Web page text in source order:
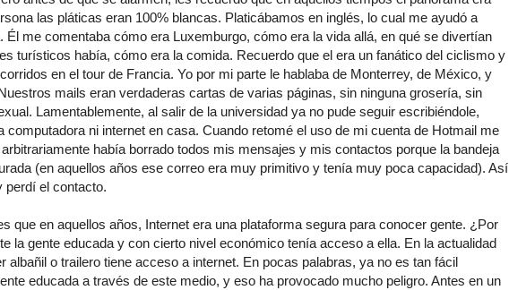
las pláticas eran 100% blancas. Platicábamos en inglés, lo cual me ayudó a
Él me comentaba cómo era Luxemburgo, cómo era la vida allá, en qué se divertían
turísticos había, cómo era la comida. Recuerdo que el era un fanático del ciclismo y
en el tour de Francia. Yo por mi parte le hablaba de Monterrey, de México, y
mails eran verdaderas cartas de varias páginas, sin ninguna grosería, sin
Lamentablemente, al salir de la universidad ya no pude seguir escribiéndole,
computadora ni internet en casa. Cuando retomé el uso de mi cuenta de Hotmail me
había borrado todos mis mensajes y mis contactos porque la bandeja
(en aquellos años ese correo era muy primitivo y tenía muy poca capacidad). Así
perdí el contacto.
que en aquellos años, Internet era una plataforma segura para conocer gente. ¿Por
la gente educada y con cierto nivel económico tenía acceso a ella. En la actualidad
albañil o trailero tiene acceso a internet. En pocas palabras, ya no es tan fácil
educada a través de este medio, y eso ha provocado mucho peligro. Antes en un